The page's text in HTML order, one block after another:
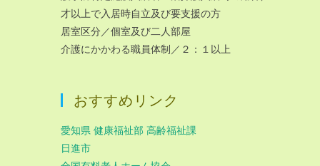
才以上で入居時自立及び要支援の方
居室区分／個室及び二人部屋
介護にかかわる職員体制／２：１以上
おすすめリンク
愛知県 健康福祉部 高齢福祉課
日進市